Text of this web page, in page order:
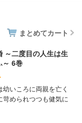
まとめてカート
～二度目の人生は生
～ 6巻
いころに両親を亡く
められつつも健気に